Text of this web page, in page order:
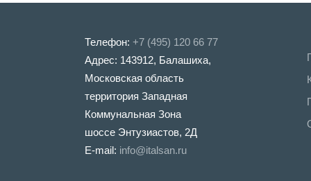
Телефон: +7 (495) 120 66 77
Адрес: 143912, Балашиха,
Московская область
территория Западная
Коммунальная Зона
шоссе Энтузиастов, 2Д
E-mail: info@italsan.ru